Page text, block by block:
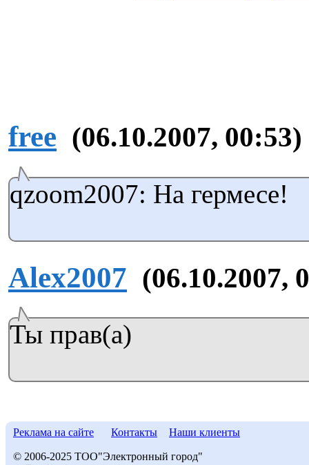
free (06.10.2007, 00:53)
qzoom2007: На гермесе!
Alex2007 (06.10.2007,
Ты прав(а)
Реклама на сайте Контакты Наши клиенты
© 2006-2025 ТОО"Электронный город"